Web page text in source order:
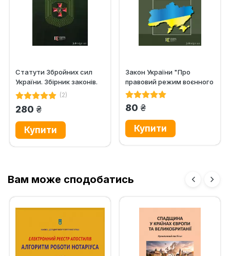
Статути Збройних сил
України. Збірник законів.
Алерта
(2)
280 грн.
Закон України "Про
правовий режим воєнного
стану". Алерта
80 грн.
Вам може сподобатись